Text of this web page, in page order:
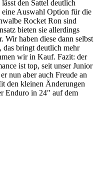
den Sattel deutlich
eine Auswahl Option für die
Rocket Ron sind
bieten sie allerdings
Wir haben diese dann selbst
bringt deutlich mehr
wir in Kauf. Fazit: der
ist top, seit unser Junior
nun aber auch Freude an
den kleinen Änderungen
Enduro in 24" auf dem